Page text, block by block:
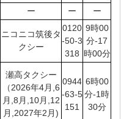
ー ー ー
ニコニコ筑後タ
クシー
0120
-50-3
318
9時00
分-17
時00分
瀬高タクシー
（2026年4月,6
月,8月,10月,12
月,2027年2月)
0944
-63-5
151
6時00
分-1時
30分